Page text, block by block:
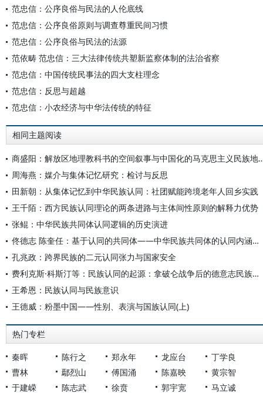
范忠信：公序良俗与民法的人伦底线
范忠信：公序良俗原则与调查尊重民间习惯
范忠信：公序良俗与民法的法源
范依畴 范忠信：三大法律传统共塑新监察体制的法治省察
范忠信：中国传统民事法的四大支柱理念
范忠信：反思与超越
范忠信：小农经济与中华法传统的特征
相同主题阅读
商盛阳：解放区地理教科书的
周海燕：媒介与集体记忆研究：检讨与反思
田新朝：从集体记忆到中华民族认同：社团赋能跨境老年人回乡实践
王千陌：西方民族认同理论的两条进路与主体间性原则的解释力优势
张鲲：中华民族共同体认同逻辑的历史演进
佟德志 陈奎任：基于认同的共同体——中华民族共同体的认同内涵、价值、建构与变迁
孔兆政：跨界民族的二元认同张力与国家安全
费利克斯·科斯汀等：民族认同的起源：拿破仑战争后的德意志民族构建
王希恩：民族认同与民族意识
王德威：粉墨中国——性别、表演与国族认同(上)
热门专栏
秦晖 陈行之 郑永年 龙应台
丁学良
曹林
鄢烈山 傅国涌 陈嘉映
黄宗智
于建嵘
陈志武 徐贲 郭宇宽 马立诚